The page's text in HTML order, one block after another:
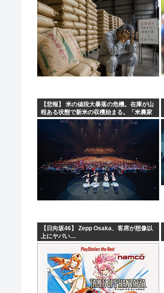
【悲報】 米の値段大暴落の危機。在庫が山
程ある状態で新米の収穫始まる。「米農家
が生活できない」
【日向坂46】 Zepp Osaka、客席が想像以
上にヤバい…